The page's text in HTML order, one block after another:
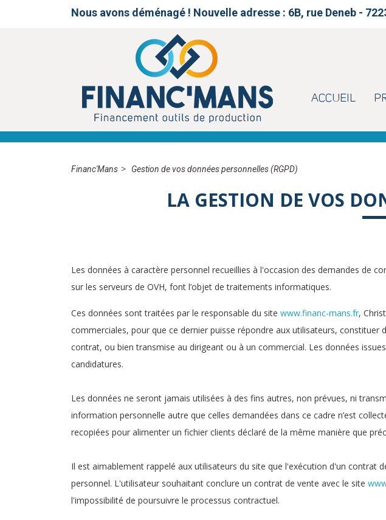
Nous avons déménagé ! Nouvelle adresse : 6B, rue Deneb -
ACCUEIL
Financ'Mans Gestion de vos données personnelles (RGPD)
LA GESTION DE VOS
Les données à caractère personnel recueillies à l'occasion des demandes de
sur les serveurs de OVH, font l’objet de traitements informatiques.
Ces données sont traitées par le responsable du site www.financ-mans.fr,
commerciales, pour que ce dernier puisse répondre aux utilisateurs,
contrat, ou bien transmise au dirigeant ou à un commercial. Les données
candidatures.
Les données ne seront jamais utilisées à des fins autres, non prévues, ni
information personnelle autre que celles demandées dans ce cadre n’est
recopiées pour alimenter un fichier clients déclaré de la même manière que
Il est aimablement rappelé aux utilisateurs du site que l'exécution d'un
personnel. L'utilisateur souhaitant conclure un contrat de vente avec le site
l'impossibilité de poursuivre le processus contractuel.